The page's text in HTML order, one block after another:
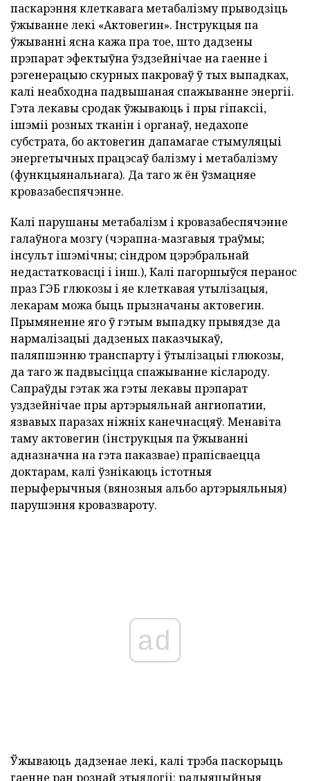
паскарэння клеткавага метабалізму прыводзіць
ўжыванне лекі «Актовегин». Інструкцыя па
ўжыванні ясна кажа пра тое, што дадзены
прэпарат эфектыўна ўздзейнічае на гаенне і
рэгенерацыю скурных пакроваў ў тых выпадках,
калі неабходна падвышаная спажыванне энергіі.
Гэта лекавы сродак ўжываюць і пры гіпаксіі,
ішэміі розных тканін і органаў, недахопе
субстрата, бо актовегин дапамагае стымуляцыі
энергетычных працэсаў балізму і метабалізму
(функцыянальнага). Да таго ж ён ўзмацняе
кровазабеспячэнне.
Калі парушаны метабалізм і кровазабеспячэнне
галаўнога мозгу (чэрапна-мазгавыя траўмы;
інсульт ішэмічны; сіндром цэрэбральнай
недастатковасці і інш.), Калі пагоршыўся перанос
праз ГЭБ глюкозы і яе клеткавая утылізацыя,
лекарам можа быць прызначаны актовегин.
Прымяненне яго ў гэтым выпадку прывядзе да
нармалізацыі дадзеных паказчыкаў,
паляпшэнню транспарту і ўтылізацыі глюкозы,
да таго ж падвысіцца спажыванне кіслароду.
Сапраўды гэтак жа гэты лекавы прэпарат
уздзейнічае пры артэрыяльнай ангиопатии,
язвавых паразах ніжніх канечнасцяў. Менавіта
таму актовегин (інструкцыя па ўжыванні
адназначна на гэта паказвае) прапісваецца
доктарам, калі ўзнікаюць істотныя
перыферычныя (вянозныя альбо артэрыяльныя)
парушэння кровазвароту.
ad
Ўжываюць дадзенае лекі, калі трэба паскорыць
гаенне ран рознай этыялогіі: радыяцыйныя